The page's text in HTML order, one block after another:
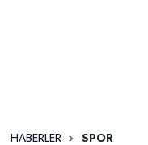
HABERLER SPOR